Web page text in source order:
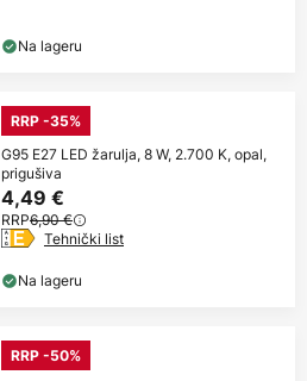
Na lageru
RRP -35%
G95 E27 LED žarulja, 8 W, 2.700 K, opal,
prigušiva
4,49 €
RRP6,90 €
Tehnički list
Na lageru
RRP -50%